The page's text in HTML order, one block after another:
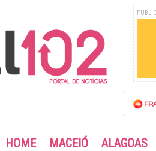
HOME MACEIÓ ALAGOAS